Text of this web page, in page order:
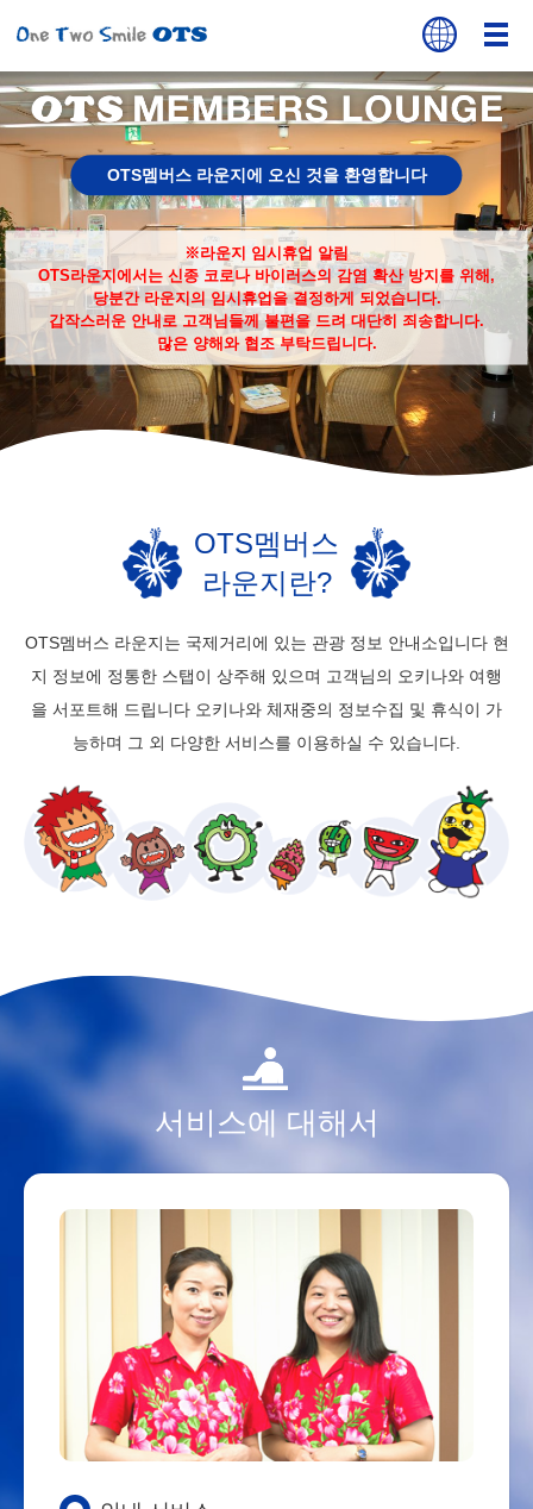
OTS멤버스 라운지에 오신 것을 환영합니다
※라운지 임시휴업 알림
OTS라운지에서는 신종 코로나 바이러스의 감염 확산 방지를 위해,
당분간 라운지의 임시휴업을 결정하게 되었습니다.
갑작스러운 안내로 고객님들께 불편을 드려 대단히 죄송합니다.
많은 양해와 협조 부탁드립니다.
OTS멤버스
라운지란?
OTS멤버스 라운지는 국제거리에 있는 관광 정보 안내소입니다 현
지 정보에 정통한 스탭이 상주해 있으며 고객님의 오키나와 여행
을 서포트해 드립니다 오키나와 체재중의 정보수집 및 휴식이 가
능하며 그 외 다양한 서비스를 이용하실 수 있습니다.
서비스에 대해서